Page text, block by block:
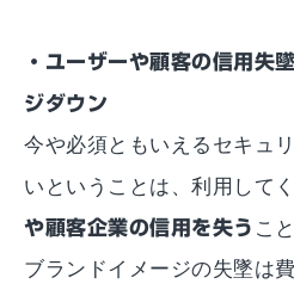
・ユーザーや顧客の信用失
ジダウン
今や必須ともいえるセキュ
いということは、利用して
や顧客企業の信用を失う こ
ブランドイメージの失墜は